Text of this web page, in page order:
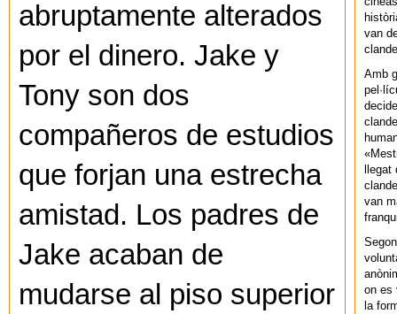
abruptamente alterados
por el dinero. Jake y
Tony son dos
compañeros de estudios
que forjan una estrecha
amistad. Los padres de
Jake acaban de
mudarse al piso superior
van
Amb
van
on es
la